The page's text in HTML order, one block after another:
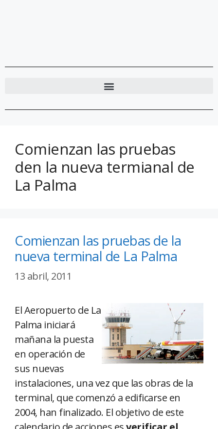
Comienzan las pruebas
den la nueva termianal de
La Palma
Comienzan las pruebas de la
nueva terminal de La Palma
13 abril, 2011
El Aeropuerto de La
Palma iniciará
mañana la puesta
en operación de
sus nuevas
instalaciones, una vez que las obras de la
terminal, que comenzó a edificarse en
2004, han finalizado. El objetivo de este